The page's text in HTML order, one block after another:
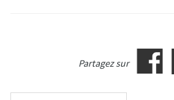
Partagez sur